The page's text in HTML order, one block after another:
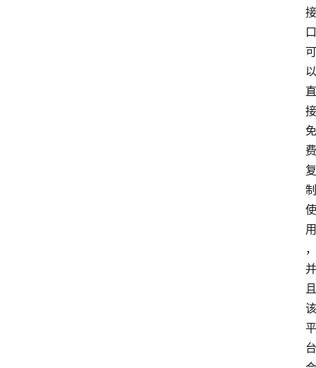
接
口
可
以
直
接
免
费
复
制
使
用
，
并
且
该
平
台